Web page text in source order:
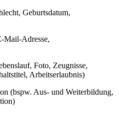
Geburtsdatum,
Mail-Adresse,
Foto, Zeugnisse,
Arbeitserlaubnis)
(bspw. Aus- und Weiterbildung,